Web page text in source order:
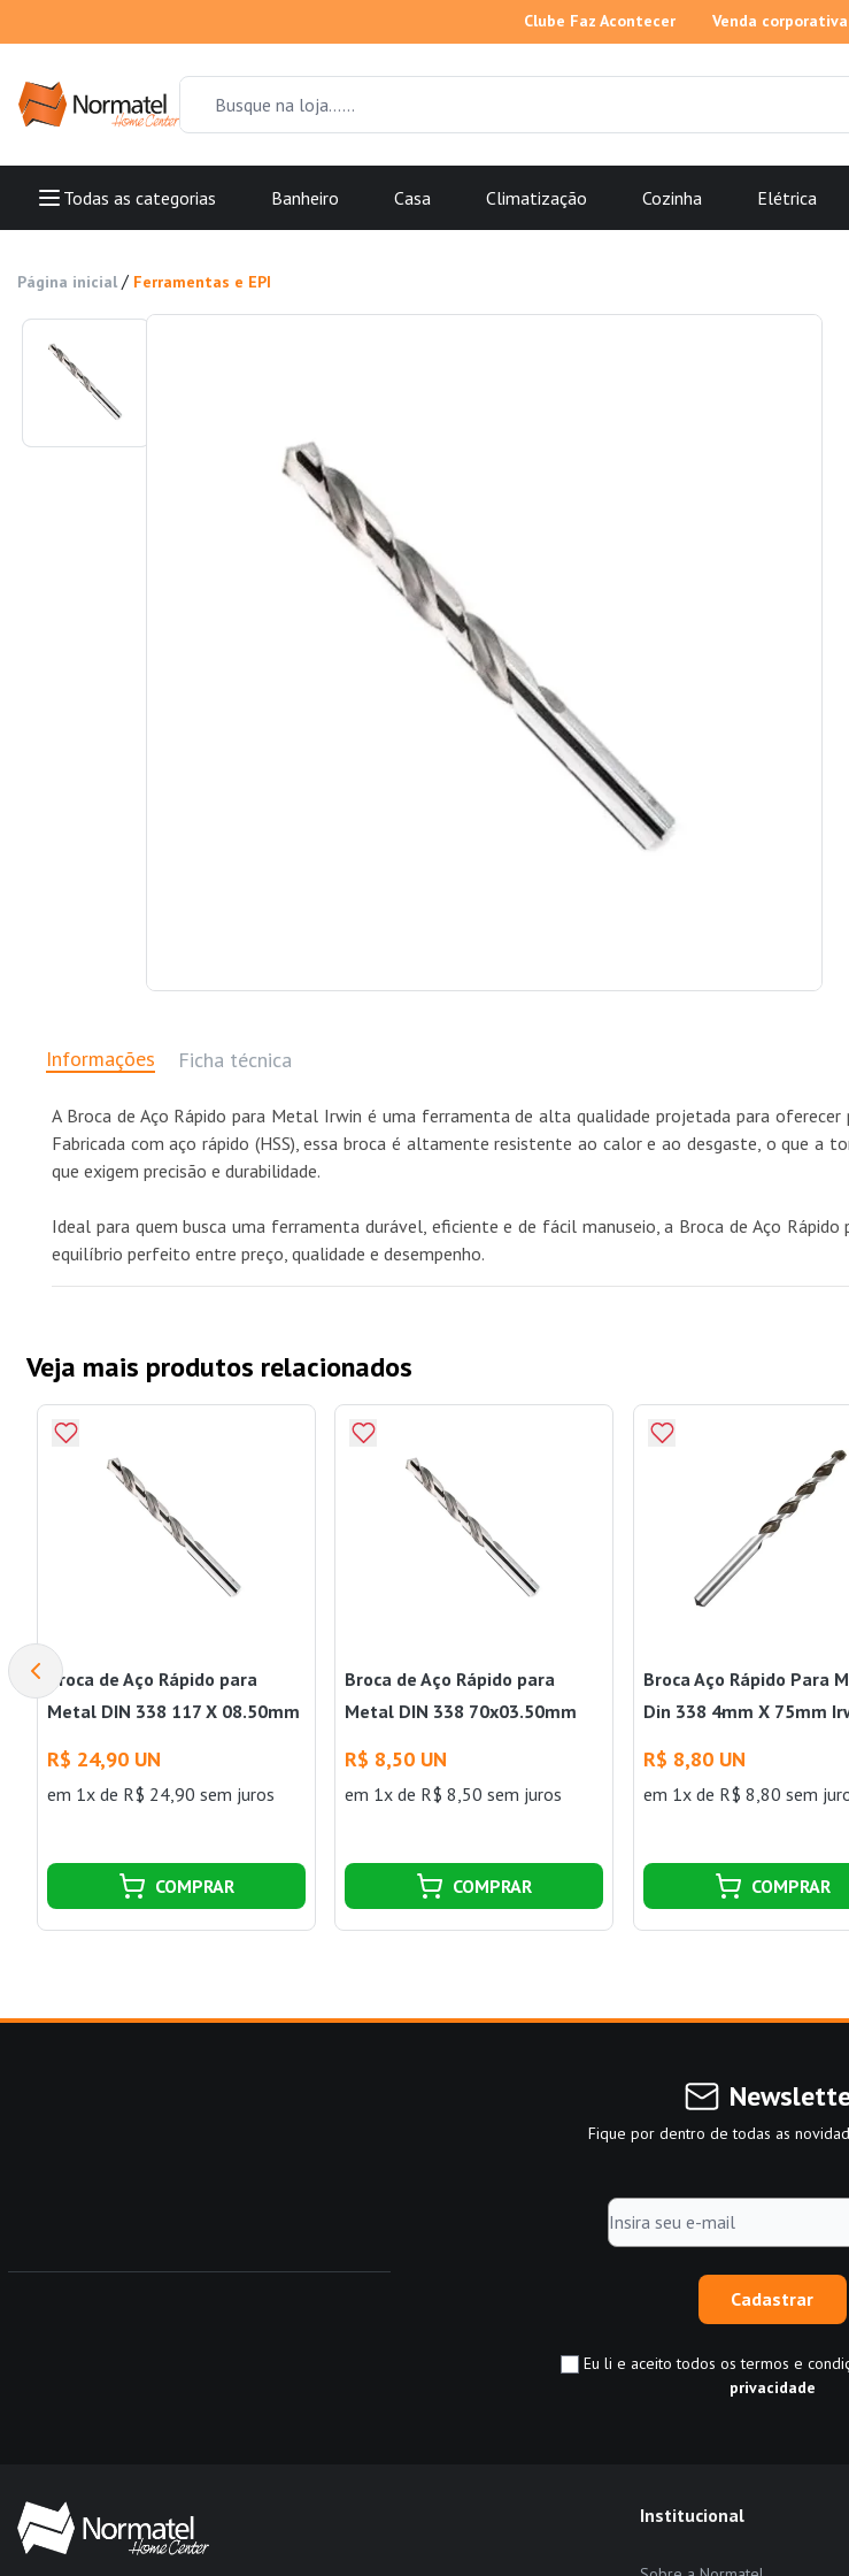
Clube Faz Acontecer Venda corporativa
Todas as categorias Banheiro Casa Climatização Cozinha Elétrica
Página inicial / Ferramentas e EPI
Informações Ficha técnica
A Broca de Aço Rápido para Metal Irwin é uma ferramenta de alta qualidade projetada para
Fabricada com aço rápido (HSS), essa broca é altamente resistente ao calor e ao desgaste, o que
que exigem precisão e durabilidade.
Ideal para quem busca uma ferramenta durável, eficiente e de fácil manuseio, a Broca de Aço
equilíbrio perfeito entre preço, qualidade e desempenho.
Veja mais produtos relacionados
Broca de Aço Rápido para
Metal DIN 338 117 X 08.50mm
R$ 24,90 UN
em 1x de R$ 24,90 sem juros
COMPRAR
Broca de Aço Rápido para
Metal DIN 338 70x03.50mm
R$ 8,50 UN
em 1x de R$ 8,50 sem juros
COMPRAR
Broca Aço Rápido Para
Din 338 4mm X 75mm
R$ 8,80 UN
em 1x de R$ 8,80 sem
COMPRAR
Fique por dentro de todas as
Cadastrar
Eu li e aceito todos os termos e
privacidade
Institucional